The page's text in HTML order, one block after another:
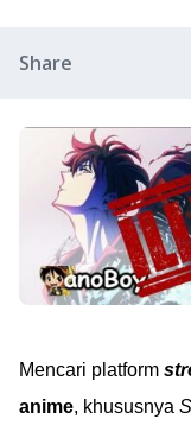
Share
Mencari platform
anime, khususnya